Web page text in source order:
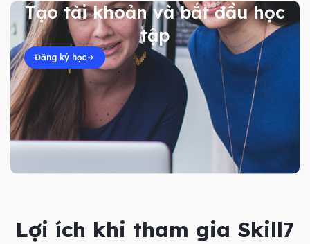
Tạo tài khoản và bắt đầu học
tập
Đăng ký học
Lợi ích khi tham gia Skill7